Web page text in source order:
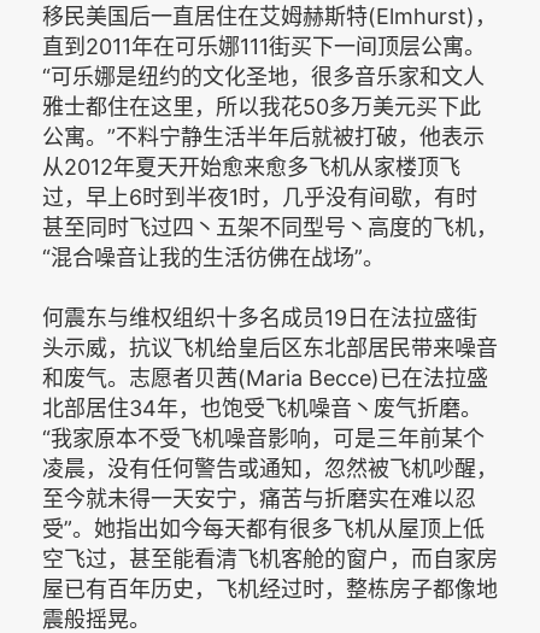
移民美国后一直居住在艾姆赫斯特(Elmhurst)，
直到2011年在可乐娜111街买下一间顶层公寓。
“可乐娜是纽约的文化圣地，很多音乐家和文人
雅士都住在这里，所以我花50多万美元买下此
公寓。”不料宁静生活半年后就被打破，他表示
从2012年夏天开始愈来愈多飞机从家楼顶飞
过，早上6时到半夜1时，几乎没有间歇，有时
甚至同时飞过四丶五架不同型号丶高度的飞机，
“混合噪音让我的生活彷佛在战场”。
何震东与维权组织十多名成员19日在法拉盛街
头示威，抗议飞机给皇后区东北部居民带来噪音
和废气。志愿者贝茜(Maria Becce)已在法拉盛
北部居住34年，也饱受飞机噪音丶废气折磨。
“我家原本不受飞机噪音影响，可是三年前某个
凌晨，没有任何警告或通知，忽然被飞机吵醒，
至今就未得一天安宁，痛苦与折磨实在难以忍
受”。她指出如今每天都有很多飞机从屋顶上低
空飞过，甚至能看清飞机客舱的窗户，而自家房
屋已有百年历史，飞机经过时，整栋房子都像地
震般摇晃。